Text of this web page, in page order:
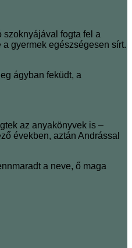
szoknyájával fogta fel a
gyermek egészségesen sírt.
ágyban feküdt, a
az anyakönyvek is –
években, aztán Andrással
a neve, ő maga